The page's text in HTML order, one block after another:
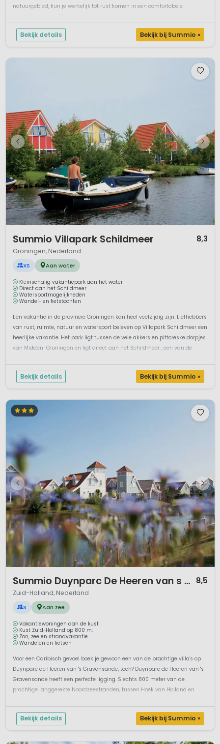
natuurgebied, kun je werkelijk tot rust komen in een comfortabele
Drent...
Bekijk details Bekijk bij Summio »
Summio Villapark Schildmeer 8,3
Groningen, Nederland
XS Aan water
Kleinschalig vakantiepark aan het water
Direct aan het Schildmeer
Watersportmogelijkheden
Wandel- en fietstochten
Een vakantie in de provincie Groningen kan heel veelzijdig zijn. Liefhebbers
van rust, ruimte, natuur en watersport beleven op Villapark Schildmeer een
heerlijke vakantie. Het park ligt tussen de vele akkers en pittoreske dorpjes
van Midden-Groningen en ligt direct aan het Schildmeer , een van de
Bekijk details Bekijk bij Summio »
Summio Duynparc De Heeren van s Gravensande 8,5
Zuid-Holland, Nederland
S Aan zee
Vakantiewoningen aan de kust
Kust Zuid-Holland op 800 m.
Zon, zee en strandvakantie
Wandelen en fietsen
Voor een Caribisch gevoel boek je gewoon een van de prachtige villa's op
Duynparc de Heeren van 's Gravensande, toch? Duynparc de Heeren van 's
Gravensande heeft een perfecte ligging. Slechts 800 meter van de
prachtige langgerekte Noordzeestranden, tussen Hoek van Holland en
W...
Bekijk details Bekijk bij Summio »